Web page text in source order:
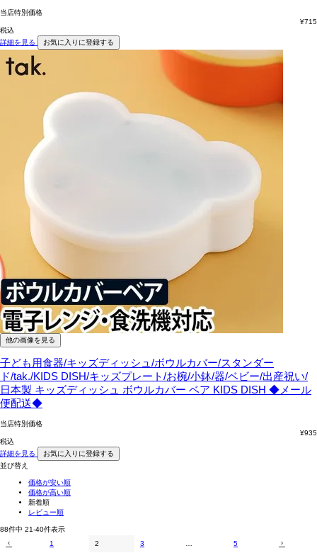
当店特別価格
¥715
税込
詳細を見る
お気に入りに登録する
他の画像を見る
子ども用食器/キッズディッシュ/ボウルカバー/スタンダー
ド/tak./KIDS DISH/キッズプレート/お椀/小鉢/器/ベビー/出産祝い/
日本製 キッズディッシュ ボウルカバー ベア KIDS DISH ◆メール
便配送◆
当店特別価格
¥935
税込
詳細を見る
お気に入りに登録する
並び替え
価格が安い順
価格が高い順
新着順
レビュー順
88件中 21-40件表示
1
2 3 … 5